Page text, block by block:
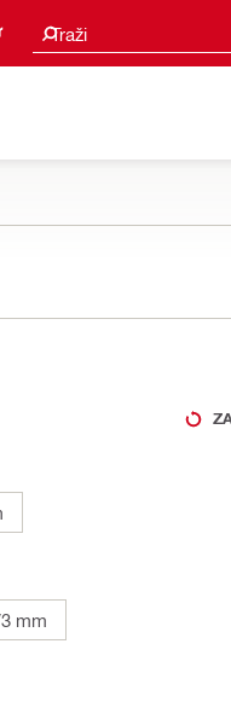
Traži
Prijedlozi za pretraživanje
mm